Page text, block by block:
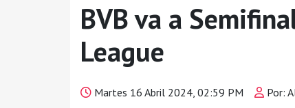
BVB va a
League
Martes 16 Abril 2024, 02:59 PM Por: